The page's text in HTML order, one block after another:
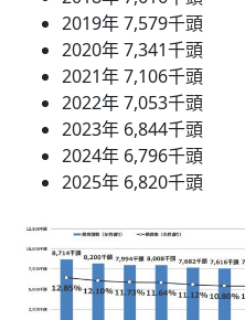
2019年 7,579千頭
2020年 7,341千頭
2021年 7,106千頭
2022年 7,053千頭
2023年 6,844千頭
2024年 6,796千頭
2025年 6,820千頭